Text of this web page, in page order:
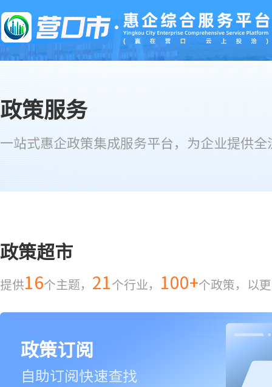
营口市惠企综合服务平台
政策服务
一站式惠企政策集成服务平台，为企业提供全
政策超市
提供16个主题， 21个行业， 100+个政策，以
政策订阅
自助订阅快速查找